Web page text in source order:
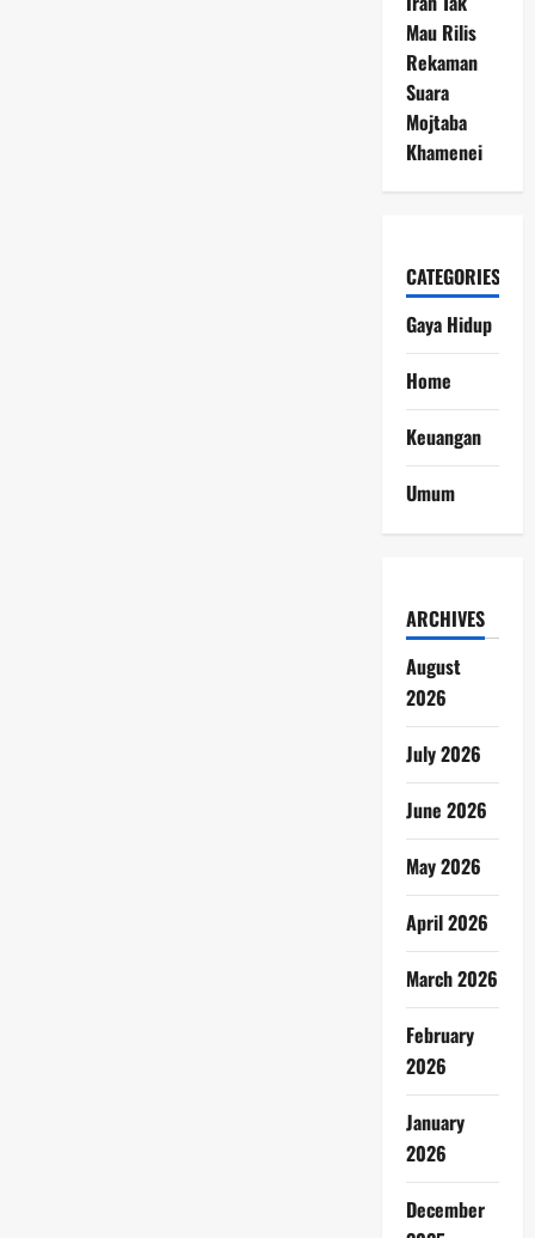
Mau Rilis
Rekaman
Suara
Mojtaba
Khamenei
CATEGORIES
Gaya Hidup
Home
Keuangan
Umum
ARCHIVES
August
2026
July 2026
June 2026
May 2026
April 2026
March 2026
February
2026
January
2026
December